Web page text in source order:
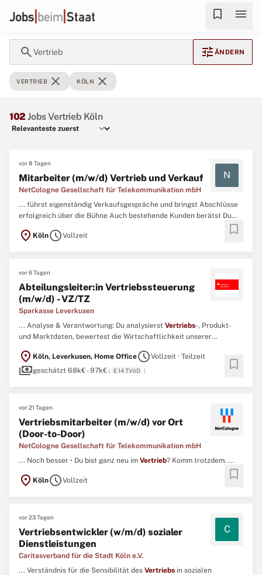
bookmark menu
searchVertrieb tune ÄNDERN
VERTRIEB close KÖLN close
102 Jobs Vertrieb Köln
vor 8 Tagen
Mitarbeiter (m/w/d) Vertrieb und Verkauf
NetCologne Gesellschaft für Telekommunikation mbH
N
... führst eigenständig Verkaufsgespräche und bringst Abschlüsse
erfolgreich über die Bühne Auch bestehende Kunden berätst Du
(Cross-/Upselling) Als Markenbotschafter (m/w/d) repräsentierst
location_on KölnscheduleVollzeit bookmark
vor 6 Tagen
Abteilungsleiter:in Vertriebssteuerung
(m/w/d) - VZ/TZ
Sparkasse Leverkusen
... Analyse & Verantwortung: Du analysierst Vertriebs-, Produkt-
und Marktdaten, bewertest die Wirtschaftlichkeit unserer
Weiterentwicklung desVertriebsund der Produktstrategie ab. ...
location_on Köln, Leverkusen, Home OfficescheduleVollzeit · Teilzeit
paymentsgeschätzt 68k€ - 97k€( E 14 TVöD ) bookmark
vor 21 Tagen
Vertriebsmitarbeiter (m/w/d) vor Ort
(Door-to-Door)
NetCologne Gesellschaft für Telekommunikation mbH
... Noch besser • Du bist ganz neu im Vertrieb? Komm trotzdem. ...
location_on KölnscheduleVollzeit bookmark
vor 23 Tagen
Vertriebsentwickler (w/m/d) sozialer
Dienstleistungen
Caritasverband für die Stadt Köln e.V.
C
... Verständnis für die Sensibilität des Vertriebs in sozialen